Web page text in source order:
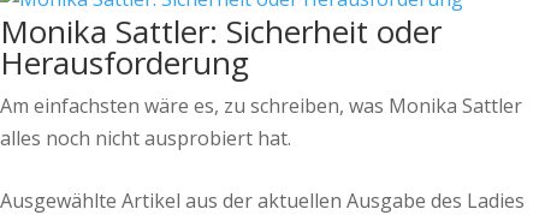
Monika Sattler: Sicherheit oder
Herausforderung
Am einfachsten wäre es, zu schreiben, was Monika Sattler
alles noch nicht ausprobiert hat.
Ausgewählte Artikel aus der aktuellen Ausgabe des Ladies